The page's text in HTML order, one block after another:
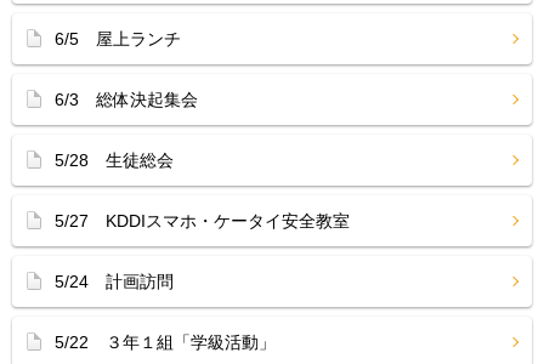
6/5 屋上ランチ
6/3 総体決起集会
5/28 生徒総会
5/27 KDDIスマホ・ケータイ安全教室
5/24 計画訪問
5/22 ３年１組「学級活動」